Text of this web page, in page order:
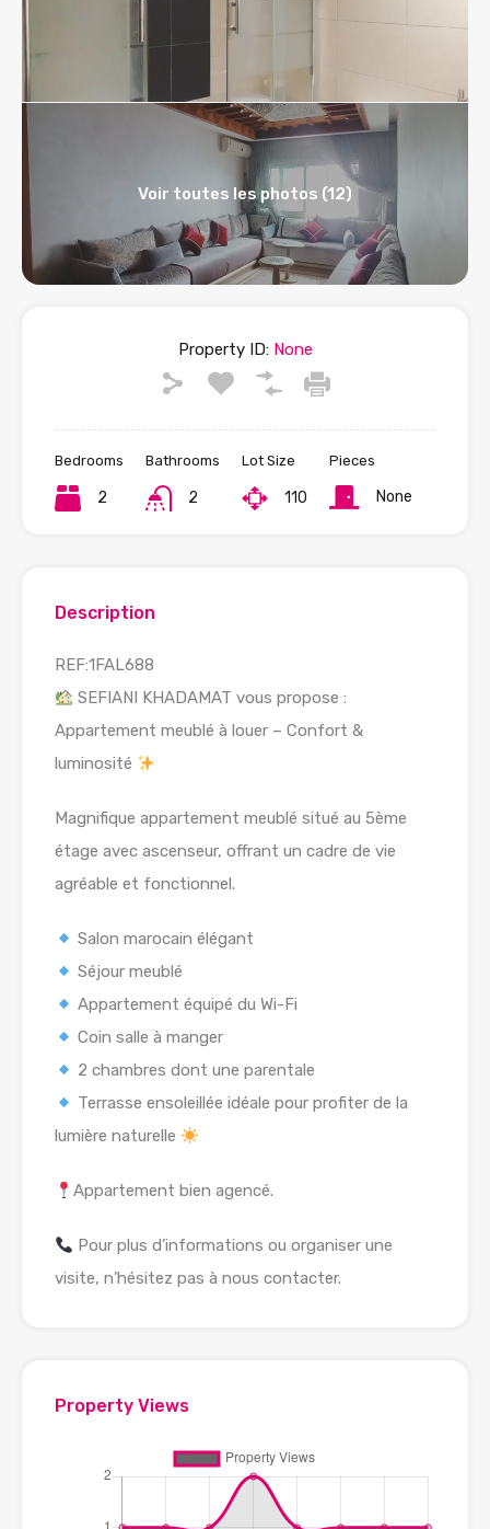
Voir toutes les photos (12)
Property ID:None
Bedrooms
2
Bathrooms
2
Lot Size
110
Pieces
None
Description
REF:1FAL688
SEFIANI KHADAMAT vous propose :
Appartement meublé à louer – Confort &
luminosité
Magnifique appartement meublé situé au 5ème
étage avec ascenseur, offrant un cadre de vie
agréable et fonctionnel.
Salon marocain élégant
Séjour meublé
Appartement équipé du Wi-Fi
Coin salle à manger
2 chambres dont une parentale
Terrasse ensoleillée idéale pour profiter de la
lumière naturelle
Appartement bien agencé.
Pour plus d’informations ou organiser une
visite, n’hésitez pas à nous contacter.
Property Views